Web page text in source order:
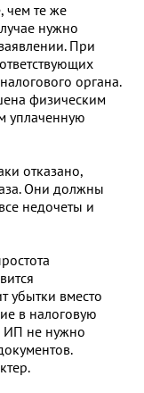
чем те же
нужно
При
органа.
физическим
уплаченную
отказано,
Они должны
недочеты и
убытки вместо
в налоговую
ИП не нужно